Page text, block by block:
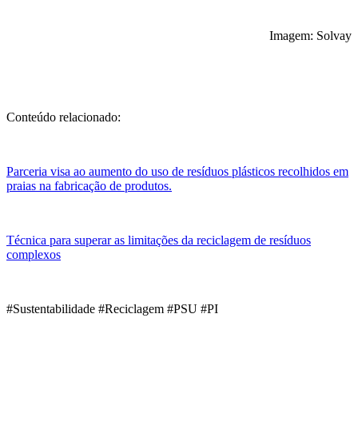
Imagem: Solvay
Conteúdo relacionado:
Parceria visa ao aumento do uso de resíduos plásticos recolhidos em
praias na fabricação de produtos.
Técnica para superar as limitações da reciclagem de resíduos
complexos
#Sustentabilidade #Reciclagem #PSU #PI